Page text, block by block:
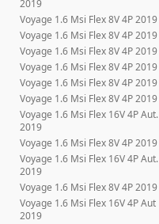
2019
Voyage 1.6 Msi Flex 8V 4P 2019
Voyage 1.6 Msi Flex 8V 4P 2019
Voyage 1.6 Msi Flex 8V 4P 2019
Voyage 1.6 Msi Flex 8V 4P 2019
Voyage 1.6 Msi Flex 8V 4P 2019
Voyage 1.6 Msi Flex 8V 4P 2019
Voyage 1.6 Msi Flex 16V 4P Aut.
2019
Voyage 1.6 Msi Flex 8V 4P 2019
Voyage 1.6 Msi Flex 16V 4P Aut.
2019
Voyage 1.6 Msi Flex 8V 4P 2019
Voyage 1.6 Msi Flex 16V 4P Aut
2019